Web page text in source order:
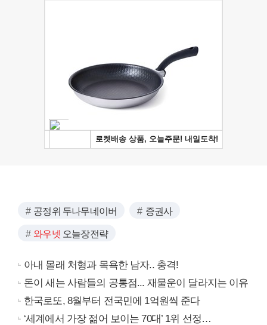
공정위 두나무네이버 증권사
와우넷 오늘장전략
아내 몰래 처형과 목욕한 남자.. 충격!
돈이 새는 사람들의 공통점... 재물운이 달라지는 이유
한국로또, 8월부터 전국민에 1억원씩 준다
‘세계에서 가장 젊어 보이는 70대’ 1위 선정…